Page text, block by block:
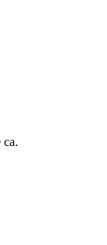
ca.